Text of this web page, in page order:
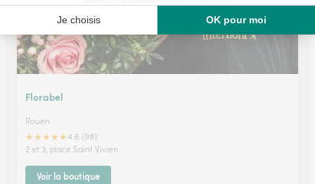
Florabel
Rouen
★★★★★4.6 (98)
2 et 3, place Saint Vivien
Voir la boutique